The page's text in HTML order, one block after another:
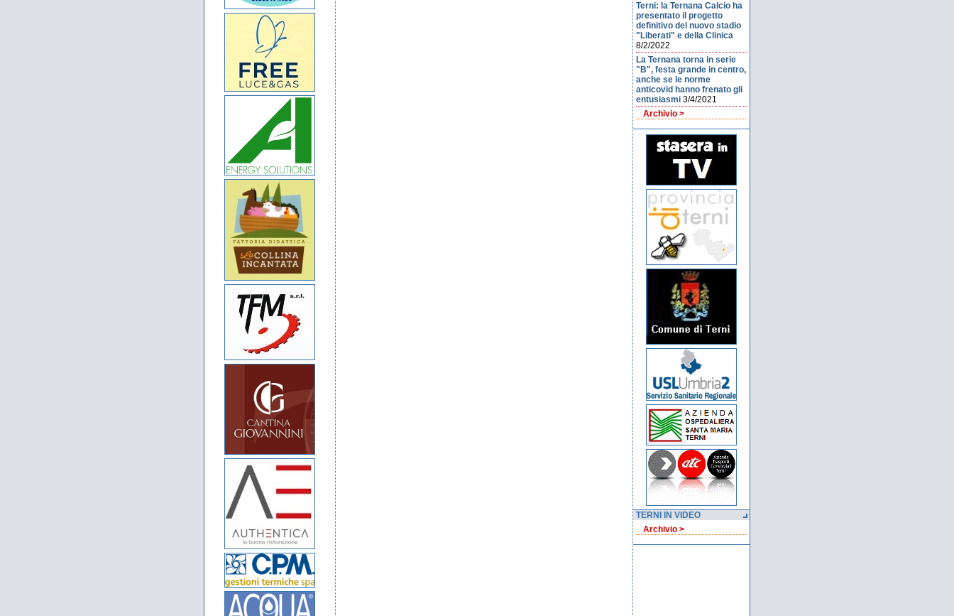
Terni: la Ternana Calcio ha
presentato il progetto
definitivo del nuovo stadio
"Liberati" e della Clinica
8/2/2022
La Ternana torna in serie
"B", festa grande in centro,
anche se le norme
anticovid hanno frenato gli
entusiasmi 3/4/2021
Archivio >
TERNI IN VIDEO
Archivio >